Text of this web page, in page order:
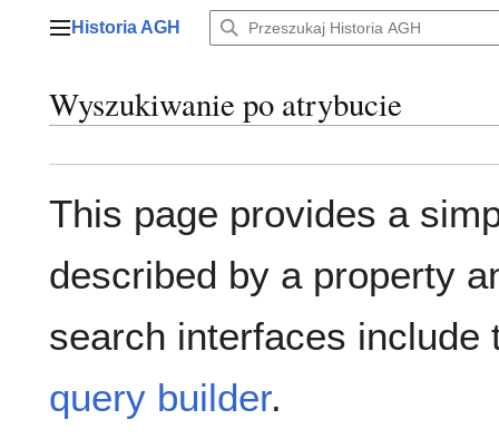
Menu główne
Historia AGH
Wyszukiwanie po atrybucie
This page provides a
described by a property
search interfaces include
query builder.